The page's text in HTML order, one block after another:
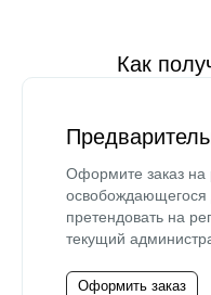
Как
Оформите заказ на
претендовать на
текущий
Оформить заказ